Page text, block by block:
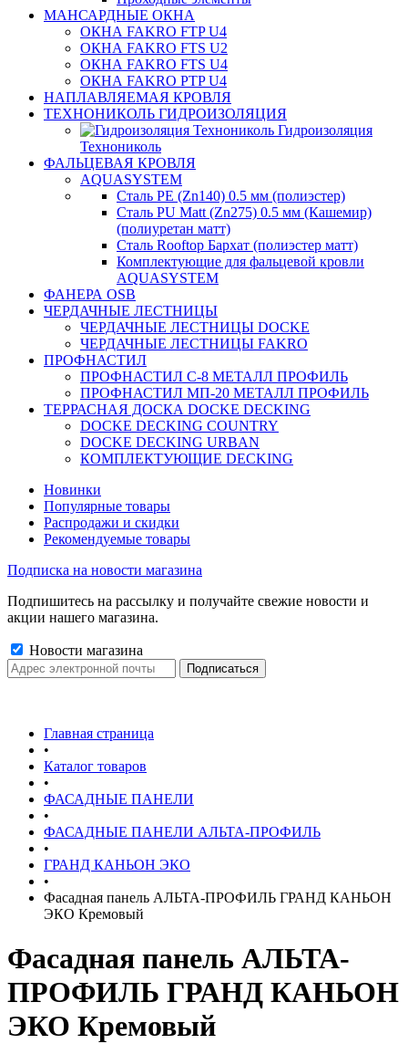
МАНСАРДНЫЕ ОКНА
ОКНА FAKRO FTP U4
ОКНА FAKRO FTS U2
ОКНА FAKRO FTS U4
ОКНА FAKRO PTP U4
НАПЛАВЛЯЕМАЯ КРОВЛЯ
ТЕХНОНИКОЛЬ ГИДРОИЗОЛЯЦИЯ
Гидроизоляция
Технониколь
ФАЛЬЦЕВАЯ КРОВЛЯ
AQUASYSTEM
Сталь PE (Zn140) 0.5 мм (полиэстер)
Сталь PU Matt (Zn275) 0.5 мм (Кашемир)
(полиуретан матт)
Сталь Rooftop Бархат (полиэстер матт)
Комплектующие для фальцевой кровли
AQUASYSTEM
ФАНЕРА OSB
ЧЕРДАЧНЫЕ ЛЕСТНИЦЫ
ЧЕРДАЧНЫЕ ЛЕСТНИЦЫ DOCKE
ЧЕРДАЧНЫЕ ЛЕСТНИЦЫ FAKRO
ПРОФНАСТИЛ
ПРОФНАСТИЛ C-8 МЕТАЛЛ ПРОФИЛЬ
ПРОФНАСТИЛ МП-20 МЕТАЛЛ ПРОФИЛЬ
ТЕРРАСНАЯ ДОСКА DOCKE DECKING
DOCKE DECKING COUNTRY
DOCKE DECKING URBAN
КОМПЛЕКТУЮЩИЕ DECKING
Новинки
Популярные товары
Распродажи и скидки
Рекомендуемые товары
Подписка на новости магазина
Подпишитесь на рассылку и получайте свежие новости и
акции нашего магазина.
Новости магазина
Главная страница
•
Каталог товаров
•
ФАСАДНЫЕ ПАНЕЛИ
•
ФАСАДНЫЕ ПАНЕЛИ АЛЬТА-ПРОФИЛЬ
•
ГРАНД КАНЬОН ЭКО
•
Фасадная панель АЛЬТА-ПРОФИЛЬ ГРАНД КАНЬОН
ЭКО Кремовый
Фасадная панель АЛЬТА-
ПРОФИЛЬ ГРАНД КАНЬОН
ЭКО Кремовый